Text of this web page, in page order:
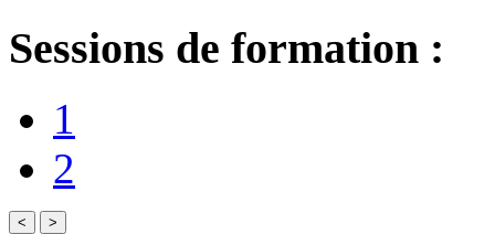
Sessions de formation :
1
2
< >